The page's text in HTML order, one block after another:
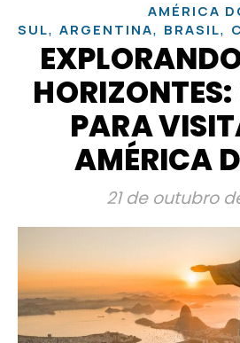
AMÉRICA
SUL, ARGENTINA, BRASIL,
HORIZONTES:
PARA
AMÉRICA
21 de outubro